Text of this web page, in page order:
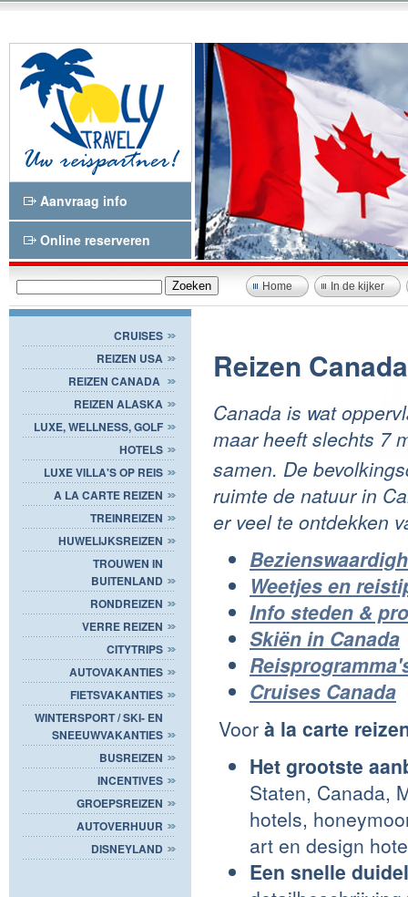
Aanvraag info
Online reserveren
Home In de kijker
CRUISES
REIZEN USA
REIZEN CANADA
REIZEN ALASKA
LUXE, WELLNESS, GOLF
HOTELS
LUXE VILLA'S OP REIS
A LA CARTE REIZEN
TREINREIZEN
HUWELIJKSREIZEN
TROUWEN IN
BUITENLAND
RONDREIZEN
VERRE REIZEN
CITYTRIPS
AUTOVAKANTIES
FIETSVAKANTIES
WINTERSPORT / SKI- EN
SNEEUWVAKANTIES
BUSREIZEN
INCENTIVES
GROEPSREIZEN
AUTOVERHUUR
DISNEYLAND
Reizen Canada
Canada is wat
maar heeft slechts 7
samen. De
ruimte de natuur in
er veel te ontdekken
Weetjes en
Info steden &
Skiën in Canada
Cruises Canada
Voor à la carte
Het grootste
Staten, Canada,
hotels,
art en design
Een snelle